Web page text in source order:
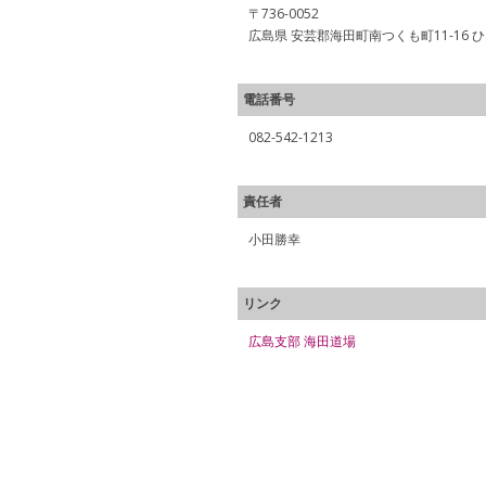
〒736-0052
広島県 安芸郡海田町南つくも町11-16
電話番号
082-542-1213
責任者
小田勝幸
リンク
広島支部 海田道場